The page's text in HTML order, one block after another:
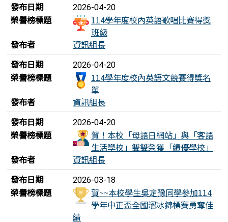
發布日期
2026-04-20
榮譽榜標題
114學年度校內英語歌唱比賽得獎
班級
發布者
資訊組長
發布日期
2026-04-20
榮譽榜標題
114學年度校內英語文競賽得獎名
單
發布者
資訊組長
發布日期
2026-04-20
榮譽榜標題
賀！本校「母語日網站」與「客語
生活學校」雙雙榮獲「績優學校」
發布者
資訊組長
發布日期
2026-03-18
榮譽榜標題
賀~~本校學生吳定豫同學參加114
學年中正盃全國溜冰錦標賽勇奪佳
績